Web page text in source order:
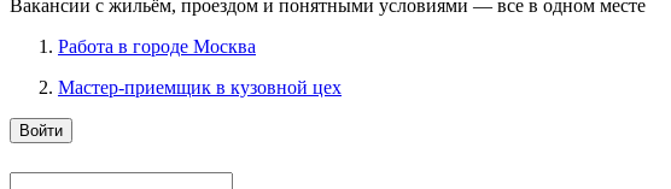
Вакансии с жильём, проездом и понятными условиями — все в одном месте
Работа в городе Москва
Мастер-приемщик в кузовной цех
Войти